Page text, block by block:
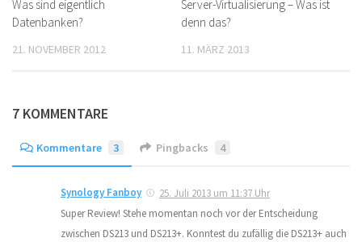
Was sind eigentlich
Datenbanken?
21. NOVEMBER 2012
Server-Virtualisierung – Was ist
denn das?
11. MÄRZ 2013
7 KOMMENTARE
Kommentare 3 Pingbacks 4
Synology Fanboy
25. Juli 2013 um 11:37 Uhr
Super Review! Stehe momentan noch vor der Entscheidung
zwischen DS213 und DS213+. Konntest du zufällig die DS213+ auch